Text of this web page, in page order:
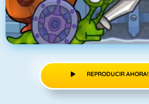
REPRODUCIR AHORA!